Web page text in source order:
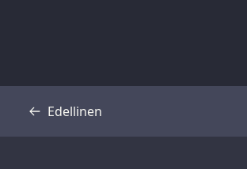
Edellinen
Transkriptio